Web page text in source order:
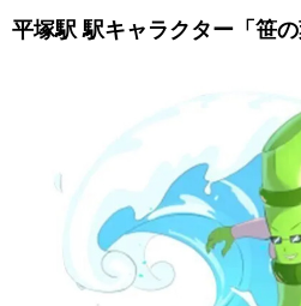
平塚駅 駅キャラクター「笹の